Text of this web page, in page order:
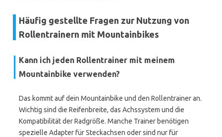
Häufig gestellte Fragen zur Nutzung von
Rollentrainern mit Mountainbikes
Kann ich jeden Rollentrainer mit meinem
Mountainbike verwenden?
Das kommt auf dein Mountainbike und den Rollentrainer an.
Wichtig sind die Reifenbreite, das Achssystem und die
Kompatibilität der Radgröße. Manche Trainer benötigen
spezielle Adapter für Steckachsen oder sind nur für